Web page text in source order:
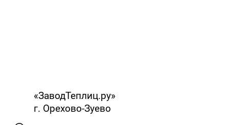
«ЗаводТеплиц.ру»
г. Орехово-Зуево